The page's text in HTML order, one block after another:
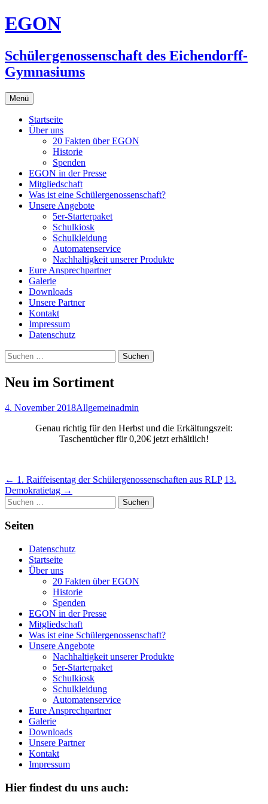
Zum
Inhalt
EGON
Schülergenossenschaft des Eichendorff-
Gymnasiums
Menü
Startseite
Über uns
20 Fakten über EGON
Historie
Spenden
EGON in der Presse
Mitgliedschaft
Was ist eine Schülergenossenschaft?
Unsere Angebote
5er-Starterpaket
Schulkiosk
Schulkleidung
Automatenservice
Nachhaltigkeit unserer Produkte
Eure Ansprechpartner
Galerie
Downloads
Unsere Partner
Kontakt
Impressum
Datenschutz
Suchen
nach:
Neu im Sortiment
4. November 2018Allgemeinadmin
Genau richtig für den Herbst und die Erkältungszeit:
Taschentücher für 0,20€ jetzt erhältlich!
Beitragsnavigation
← 1. Raiffeisentag der Schülergenossenschaften aus RLP 13.
Demokratietag →
Suchen
nach:
Seiten
Datenschutz
Startseite
Über uns
20 Fakten über EGON
Historie
Spenden
EGON in der Presse
Mitgliedschaft
Was ist eine Schülergenossenschaft?
Unsere Angebote
Nachhaltigkeit unserer Produkte
5er-Starterpaket
Schulkiosk
Schulkleidung
Automatenservice
Eure Ansprechpartner
Galerie
Downloads
Unsere Partner
Kontakt
Impressum
Hier findest du uns auch: